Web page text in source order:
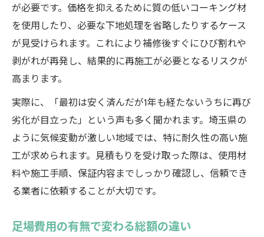
が必要です。価格を抑えるために質の低いコーキング材
を使用したり、必要な下地処理を省略したりするケース
が見受けられます。これにより補修後すぐにひび割れや
剥がれが再発し、結果的に再施工が必要となるリスクが
高まります。
実際に、「最初は安く済んだが1年も経たないうちに再び
劣化が目立った」という声も多く聞かれます。埼玉県の
ように気候変動が激しい地域では、特に耐久性の高い施
工が求められます。見積もりを受け取った際は、使用材
料や施工手順、保証内容までしっかり確認し、信頼でき
る業者に依頼することが大切です。
足場費用の有無で変わる総額の違い